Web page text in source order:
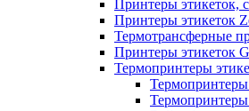
Принтеры этикеток,
Принтеры этикеток
Термотрансферные
Принтеры этикеток
Термопринтеры
Термопринтеры